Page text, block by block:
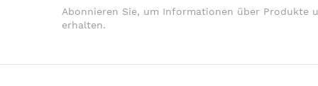
Abonnieren Sie, um Informationen über Produkte
erhalten.